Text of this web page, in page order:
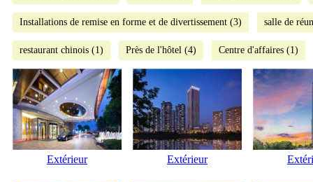
Installations de remise en forme et de divertissement (3) salle de
restaurant chinois (1) Près de l'hôtel (4) Centre d'affaires (1)
Extérieur Extérieur